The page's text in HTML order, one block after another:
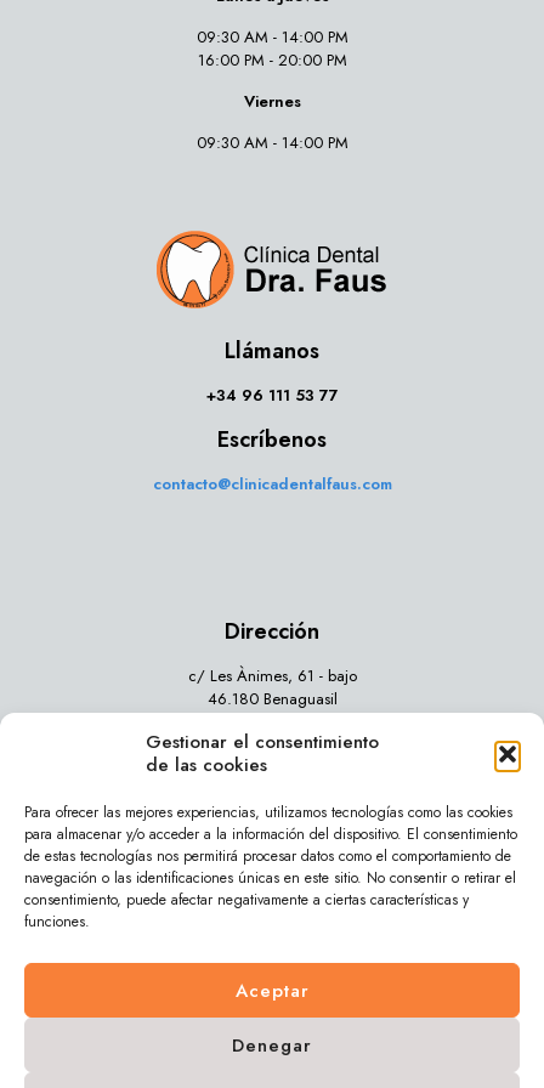
Gestionar el consentimiento
de las cookies
Para ofrecer las mejores experiencias, utilizamos tecnologías como las cookies
para almacenar y/o acceder a la información del dispositivo. El consentimiento
de estas tecnologías nos permitirá procesar datos como el comportamiento de
navegación o las identificaciones únicas en este sitio. No consentir o retirar el
consentimiento, puede afectar negativamente a ciertas características y
funciones.
Aceptar
Denegar
09:30 AM - 14:00 PM
16:00 PM - 20:00 PM
Viernes
09:30 AM - 14:00 PM
Llámanos
+34 96 111 53 77
Escríbenos
contacto@clinicadentalfaus.com
Dirección
c/ Les Ànimes, 61 - bajo
46.180 Benaguasil
Valencia - España
© 2026 clinicadentalfaus.com. Todos los derechos
reservados.
Aviso legal
Política de privacidad Política de cookies (UE)